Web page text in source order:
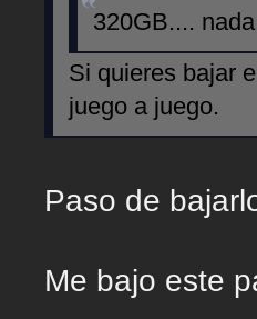
320GB....
Si quieres bajar
juego a juego.
Paso de
Me bajo este